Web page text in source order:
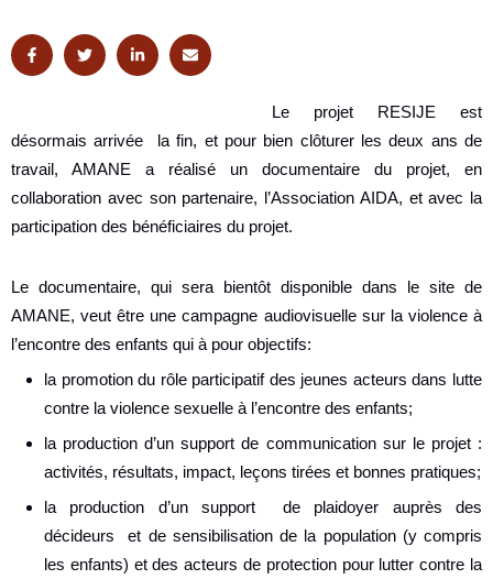
Le projet RESIJE est
désormais arrivée la fin, et pour bien clôturer les deux ans de
travail, AMANE a réalisé un documentaire du projet, en
collaboration avec son partenaire, l’Association AIDA, et avec la
participation des bénéficiaires du projet.
Le documentaire, qui sera bientôt disponible dans le site de
AMANE, veut être une campagne audiovisuelle sur la violence à
l’encontre des enfants qui à pour objectifs:
la promotion du rôle participatif des jeunes acteurs dans lutte
contre la violence sexuelle à l’encontre des enfants;
la production d’un support de communication sur le projet :
activités, résultats, impact, leçons tirées et bonnes pratiques;
la production d’un support de plaidoyer auprès des
décideurs et de sensibilisation de la population (y compris
les enfants) et des acteurs de protection pour lutter contre la